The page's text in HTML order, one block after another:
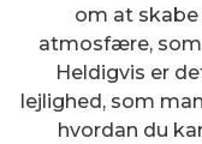
om at
atmosfære,
Heldigvis er
lejlighed, som
hvordan du